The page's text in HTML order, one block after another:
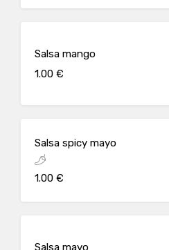
Salsa mango
1.00 €
Salsa spicy mayo
1.00 €
Salsa mayo